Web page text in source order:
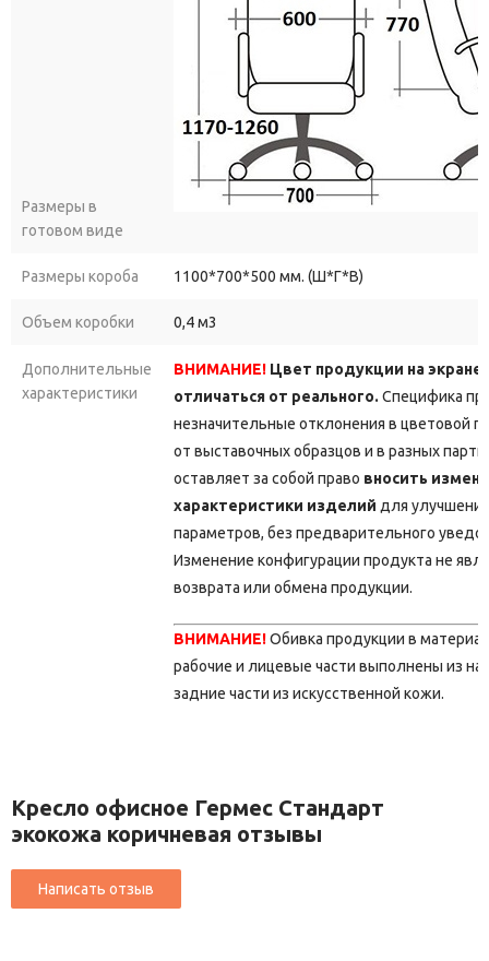
Размеры в
готовом виде
Размеры короба 1100*700*500 мм. (Ш*Г*В)
Объем коробки 0,4 м3
Дополнительные
характеристики
ВНИМАНИЕ! Цвет продукции на
отличаться от реального. Специфика
незначительные отклонения в цветовой
от выставочных образцов и в разных
оставляет за собой право вносить
характеристики изделий для
параметров, без предварительного
Изменение конфигурации продукта не
возврата или обмена продукции.
ВНИМАНИЕ!Обивка продукции в
рабочие и лицевые части выполнены из
задние части из искусственной кожи.
Кресло офисное Гермес Стандарт
экокожа коричневая отзывы